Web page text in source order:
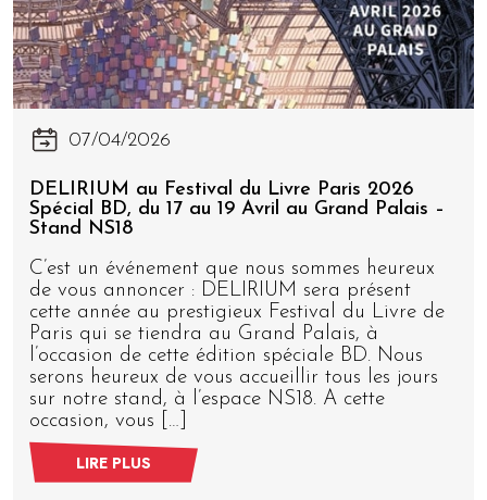
07/04/2026
DELIRIUM au Festival du Livre Paris 2026
Spécial BD, du 17 au 19 Avril au Grand Palais –
Stand NS18
C’est un événement que nous sommes heureux
de vous annoncer : DELIRIUM sera présent
cette année au prestigieux Festival du Livre de
Paris qui se tiendra au Grand Palais, à
l’occasion de cette édition spéciale BD. Nous
serons heureux de vous accueillir tous les jours
sur notre stand, à l’espace NS18. A cette
occasion, vous […]
LIRE PLUS